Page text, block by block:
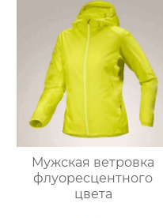
Мужская ветровка
флуоресцентного
цвета